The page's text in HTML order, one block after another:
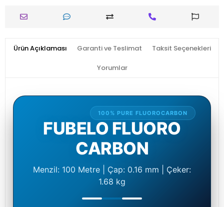
Ürün Açıklaması Garanti ve Teslimat Taksit Seçenekleri
Yorumlar
100% PURE FLUOROCARBON
FUBELO FLUORO
CARBON
Menzil: 100 Metre | Çap: 0.16 mm | Çeker:
1.68 kg